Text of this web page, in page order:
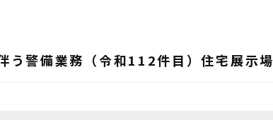
う警備業務（令和112件目）住宅展示場